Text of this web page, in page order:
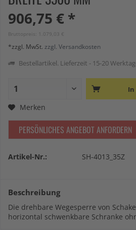
906,75 € *
Bruttopreis: 1.079,03 €
*zzgl. MwSt. zzgl. Versandkosten
Bestellartikel. Lieferzeit - 15-20
In
Merken
PERSÖNLICHES ANGEBOT ANFORDERN
Artikel-Nr.: SH-4013_35Z
Beschreibung
Die drehbare Wegesperre von
horizontal schwenkbare Schranke